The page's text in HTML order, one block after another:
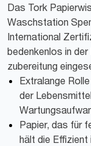
Das Tork
Waschstation
International
bedenkenlos in
zubereitung
Extralange
der
Papier, das für
hält die Effizient